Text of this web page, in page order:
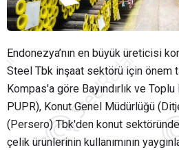
Endonezya’nın en büyük üreticisi
Steel Tbk inşaat sektörü için önem
Kompas'a göre Bayındırlık ve
PUPR), Konut Genel Müdürlüğü
(Persero) Tbk'den konut
çelik ürünlerinin kullanımının